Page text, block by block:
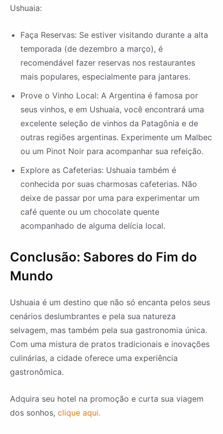
Ushuaia:
Faça Reservas: Se estiver visitando durante a alta
temporada (de dezembro a março), é
recomendável fazer reservas nos restaurantes
mais populares, especialmente para jantares.
Prove o Vinho Local: A Argentina é famosa por
seus vinhos, e em Ushuaia, você encontrará uma
excelente seleção de vinhos da Patagônia e de
outras regiões argentinas. Experimente um Malbec
ou um Pinot Noir para acompanhar sua refeição.
Explore as Cafeterias: Ushuaia também é
conhecida por suas charmosas cafeterias. Não
deixe de passar por uma para experimentar um
café quente ou um chocolate quente
acompanhado de alguma delícia local.
Conclusão: Sabores do Fim do
Mundo
Ushuaia é um destino que não só encanta pelos seus
cenários deslumbrantes e pela sua natureza
selvagem, mas também pela sua gastronomia única.
Com uma mistura de pratos tradicionais e inovações
culinárias, a cidade oferece uma experiência
gastronômica.
Adquira seu hotel na promoção e curta sua viagem
dos sonhos, clique aqui.